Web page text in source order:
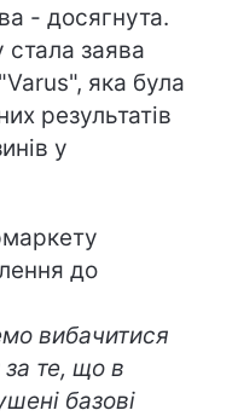
- досягнута.
заява
яка була
результатів
у
до
вибачитися
те, що в
базові